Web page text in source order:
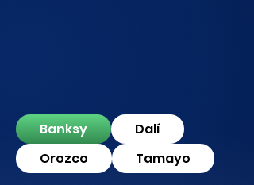
Banksy
Dalí
Orozco
Tamayo